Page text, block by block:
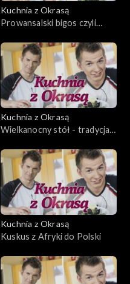
Kuchnia z Okrasą
Prowansalski bigos czyli
Kuchnia z Okrasą
Wielkanocny stół - tradycja i
Kuchnia z Okrasą
Kuskus z Afryki do Polski